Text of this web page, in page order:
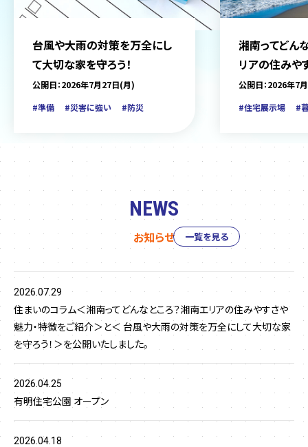
台風や大雨の対策を万全にし
て大切な家を守ろう！
公開日：2026年7月27日(月)
#準備
#災害に強い #防災
湘南ってどん
リアの住みや
をご紹介
公開日：2026年7
#住宅展示場
#
NEWS
お知らせ
2026.07.29
住まいのコラム＜湘南ってどんなところ？湘南エリアの住みやすさや
魅力・特徴をご紹介＞と＜ 台風や大雨の対策を万全にして大切な家
を守ろう！＞を公開いたしました。
2026.04.25
有明住宅公園 オープン
2026.04.18
一覧を見る